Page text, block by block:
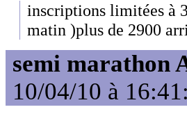
inscriptions limitées à
matin )plus de 2900
semi marathon
10/04/10 à